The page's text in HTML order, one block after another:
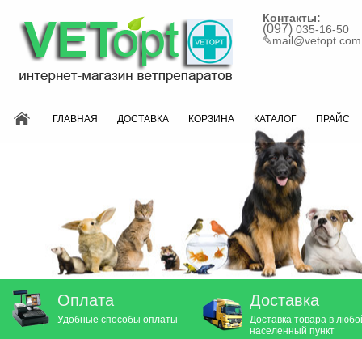
Контакты:
(097) 035-16-50
✎mail@vetopt.com
ГЛАВНАЯ ДОСТАВКА КОРЗИНА КАТАЛОГ ПРАЙС
Оплата
Удобные способы оплаты
Доставка
Доставка товара в
населенный пункт